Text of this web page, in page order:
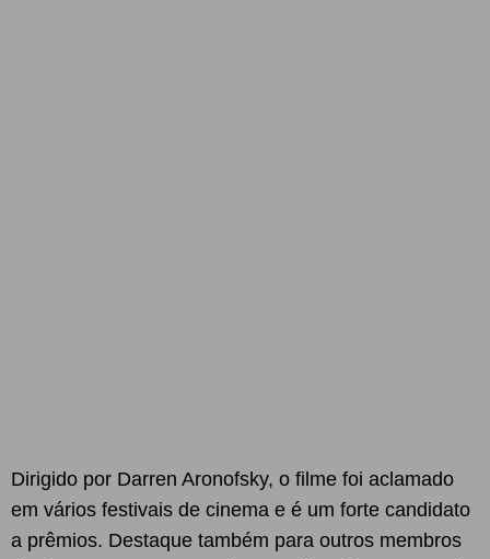
Dirigido por Darren Aronofsky, o filme foi aclamado
em vários festivais de cinema e é um forte candidato
a prêmios. Destaque também para outros membros